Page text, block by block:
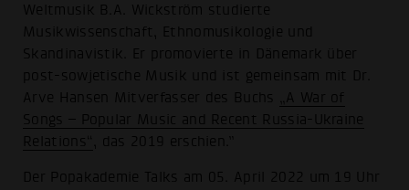
Weltmusik B.A. Wickström studierte
Musikwissenschaft, Ethnomusikologie und
Skandinavistik. Er promovierte in Dänemark über
post-sowjetische Musik und ist gemeinsam mit Dr.
Arve Hansen Mitverfasser des Buchs
„A War of
Songs – Popular Music and Recent Russia-Ukraine
Relations“
, das 2019 erschien.”
Der Popakademie Talks am 05. April 2022 um 19 Uhr